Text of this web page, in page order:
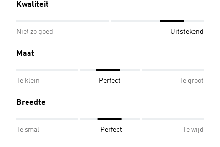
Kwaliteit
Niet zo goed Uitstekend
Maat
Te klein Perfect Te groot
Breedte
Te smal Perfect Te wijd